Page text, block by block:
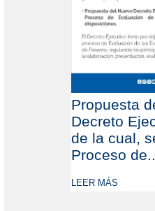
Propuesta
Decreto
de la cual,
Proceso
LEER MÁS